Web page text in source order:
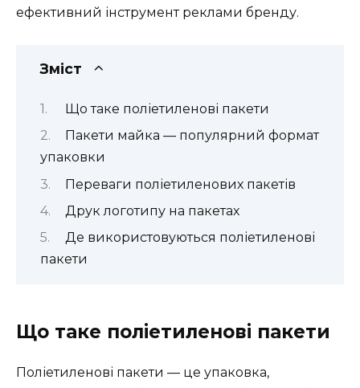
ефективний інструмент реклами бренду.
Зміст
Що таке поліетиленові пакети
Пакети майка — популярний формат
упаковки
Переваги поліетиленових пакетів
Друк логотипу на пакетах
Де використовуються поліетиленові
пакети
Що таке поліетиленові пакети
Поліетиленові пакети — це упаковка,